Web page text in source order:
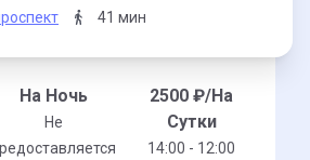
41 мин
На Ночь
Не
2500 ₽/На
Сутки
14:00 - 12:00